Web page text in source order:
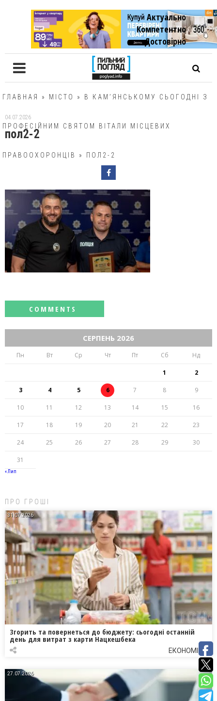
Актуально
Компетентно
Достовiрно
ГЛАВНАЯ » МІСТО » В КАМ’ЯНСЬКОМУ СЬОГОДНІ З
ПРОФЕСІЙНИМ СВЯТОМ ВІТАЛИ МІСЦЕВИХ
ПРАВООХОРОНЦІВ » ПОЛ2-2
04.07.2026
пол2-2
СЕРПЕНЬ 2026
Пн Вт Ср Чт Пт Сб Нд
1 2
3 4 5 6 7 8 9
10 11 12 13 14 15 16
17 18 19 20 21 22 23
24 25 26 27 28 29 30
31
« Лип
ПРО ГРОШІ
31.07.2026
Згорить та повернеться до бюджету: сьогодні останній
день для витрат з карти Нацкешбека
ЕКОНОМІКА
27.07.2026